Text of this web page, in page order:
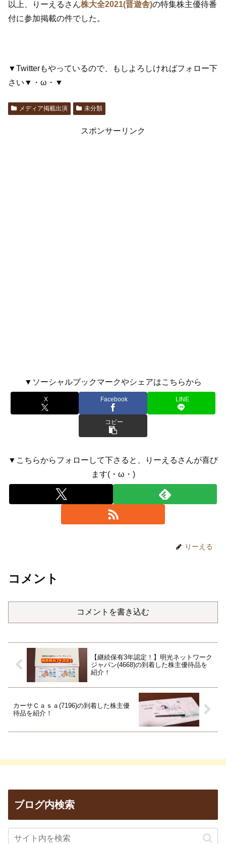
以上、りーえるさん株大全2021(晋遊舎)の特集株主優待番
付に参加掲載の件でした。
▼Twitterもやっているので、もしよろしければフォロー下
さい▼・ω・▼
メディア掲載出演 未分類
スポンサーリンク
▼ソーシャルブックマークやシェアはこちらから
X Facebook LINE
コピー
▼こちらからフォローして下さると、りーえるさんが喜び
ます(・ω・)
りーえる
コメント
コメントを書き込む
【継続保有3年認定！】明光ネットワーク
ジャパン(4668)の到着した株主優待品を
紹介！
カーサＣａｓａ(7196)の到着した株主優
待品を紹介！
ブログ内検索